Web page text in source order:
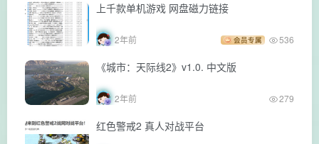
上千款单机游戏 网盘磁力链接
2年前 会员专属 536
《城市：天际线2》v1.0. 中文版
2年前 279
红色警戒2 真人对战平台